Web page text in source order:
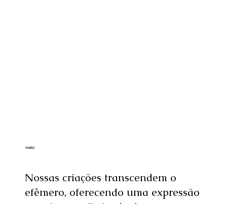
VISÃO
Nossas criações transcendem o
efêmero, oferecendo uma expressão